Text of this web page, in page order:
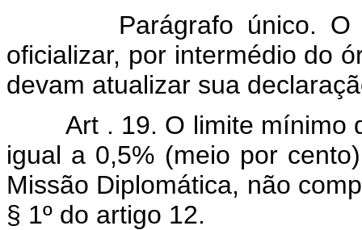
Parágrafo único.
oficializar, por intermédio do
devam atualizar sua
Art . 19. O limite mínimo
igual a 0,5% (meio por
Missão Diplomática, não
§ 1º do artigo 12.